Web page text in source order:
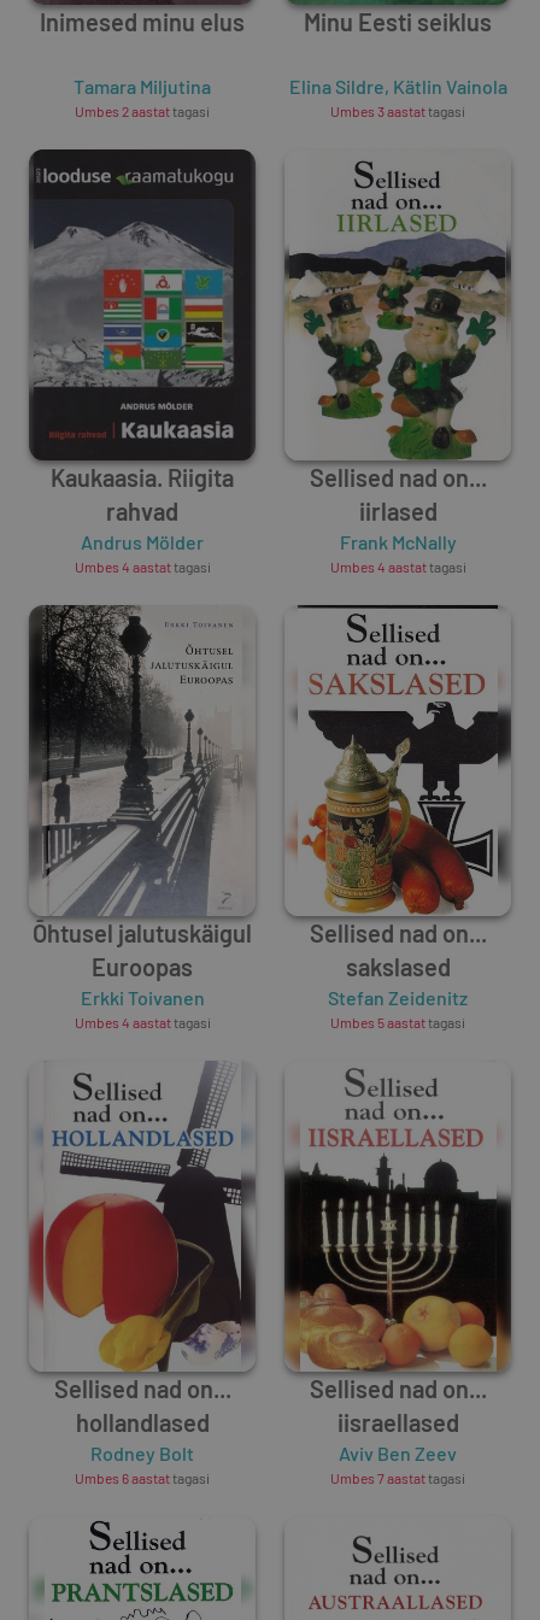
Inimesed minu elus
Tamara Miljutina
Umbes 2 aastattagasi
Minu Eesti seiklus
Elina Sildre, Kätlin Vainola
Umbes 3 aastattagasi
Kaukaasia. Riigita
rahvad
Andrus Mölder
Umbes 4 aastattagasi
Sellised nad on...
iirlased
Frank McNally
Umbes 4 aastattagasi
Õhtusel jalutuskäigul
Euroopas
Erkki Toivanen
Umbes 4 aastattagasi
Sellised nad on...
sakslased
Stefan Zeidenitz
Umbes 5 aastattagasi
Sellised nad on...
hollandlased
Rodney Bolt
Umbes 6 aastattagasi
Sellised nad on...
iisraellased
Aviv Ben Zeev
Umbes 7 aastattagasi